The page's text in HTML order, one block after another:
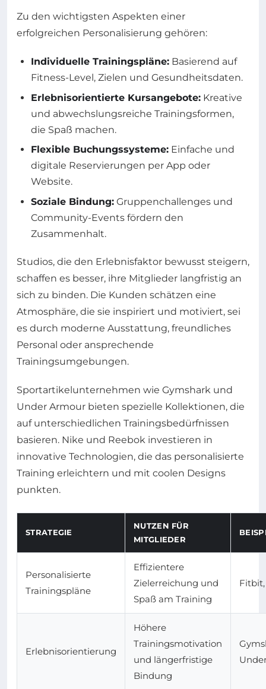
Zu den wichtigsten Aspekten einer
erfolgreichen Personalisierung gehören:
Individuelle Trainingspläne: Basierend auf
Fitness-Level, Zielen und Gesundheitsdaten.
Erlebnisorientierte Kursangebote: Kreative
und abwechslungsreiche Trainingsformen,
die Spaß machen.
Flexible Buchungssysteme: Einfache und
digitale Reservierungen per App oder
Website.
Soziale Bindung: Gruppenchallenges und
Community-Events fördern den
Zusammenhalt.
Studios, die den Erlebnisfaktor bewusst steigern,
schaffen es besser, ihre Mitglieder langfristig an
sich zu binden. Die Kunden schätzen eine
Atmosphäre, die sie inspiriert und motiviert, sei
es durch moderne Ausstattung, freundliches
Personal oder ansprechende
Trainingsumgebungen.
Sportartikelunternehmen wie Gymshark und
Under Armour bieten spezielle Kollektionen, die
auf unterschiedlichen Trainingsbedürfnissen
basieren. Nike und Reebok investieren in
innovative Technologien, die das personalisierte
Training erleichtern und mit coolen Designs
punkten.
STRATEGIE
NUTZEN FÜR
MITGLIEDER
Personalisierte
Trainingspläne
Effizientere
Zielerreichung und
Spaß am Training
Erlebnisorientierung
Höhere
Trainingsmotivation
und längerfristige
Bindung